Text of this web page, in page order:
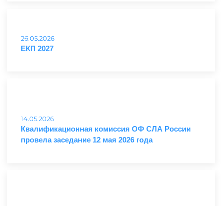
26.05.2026
ЕКП 2027
14.05.2026
Квалификационная комиссия ОФ СЛА России
провела заседание 12 мая 2026 года